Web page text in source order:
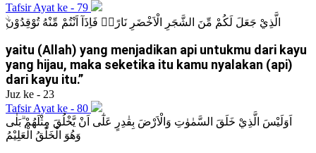
Tafsir Ayat ke - 79
ِۨالَّذِيْ جَعَلَ لَكُمْ مِّنَ الشَّجَرِ الْاَخْضَرِ نَارًاۙ فَاِذَآ اَنْتُمْ مِّنْهُ تُوْقِدُوْنَ
yaitu (Allah) yang menjadikan api untukmu dari kayu
yang hijau, maka seketika itu kamu nyalakan (api)
dari kayu itu.”
Juz ke - 23
Tafsir Ayat ke - 80
اَوَلَيْسَ الَّذِيْ خَلَقَ السَّمٰوٰتِ وَالْاَرْضَ بِقٰدِرٍ عَلٰٓى اَنْ يَّخْلُقَ مِثْلَهُمْ ۗبَلٰى
وَهُوَ الْخَلّٰقُ الْعَلِيْمُ